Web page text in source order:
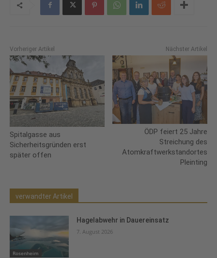
Vorheriger Artikel
Spitalgasse aus
Sicherheitsgründen erst
später offen
Nächster Artikel
ÖDP feiert 25 Jahre
Streichung des
Atomkraftwerkstandortes
Pleinting
verwandter Artikel
Rosenheim
Hagelabwehr in Dauereinsatz
7. August 2026